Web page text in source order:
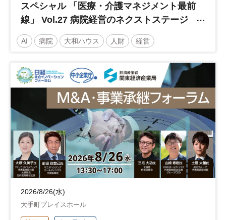
スペシャル 「医療・介護マネジメント最前
線」 Vol.27 病院経営のネクストステージ
～診療報酬改定のその先 AI・DX・人財戦
略で描く持続可能な未来へ～
AI 病院 大和ハウス 人財 経営
人材戦略
日経健康セミナー 病院経営 診療報酬
土日祝開催
2026/8/26(水)
大手町プレイスホール